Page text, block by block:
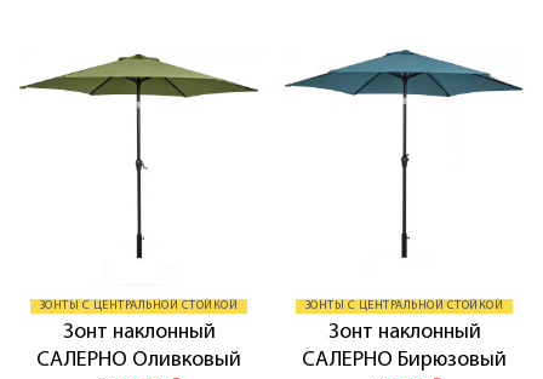
ЗОНТЫ С ЦЕНТРАЛЬНОЙ СТОЙКОЙ
Зонт наклонный
САЛЕРНО Оливковый
ЗОНТЫ С ЦЕНТРАЛЬНОЙ СТОЙКОЙ
Зонт наклонный
САЛЕРНО Бирюзовый